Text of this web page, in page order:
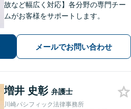
故など幅広く対応】各分野の専門チー
ムがお客様をサポートします。
メールでお問い合わせ
増井 史彰 弁護士
川崎パシフィック法律事務所